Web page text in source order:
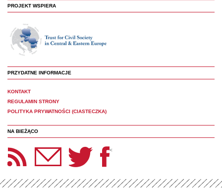
PROJEKT WSPIERA
PRZYDATNE INFORMACJE
KONTAKT
REGULAMIN STRONY
POLITYKA PRYWATNOŚCI (CIASTECZKA)
NA BIEŻĄCO
Panoptyka Facebook <